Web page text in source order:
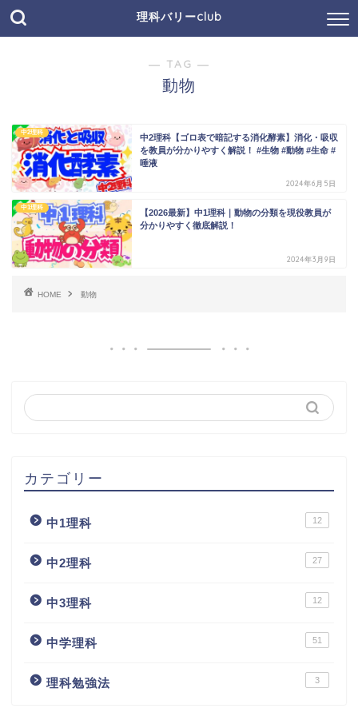
理科バリーclub
― TAG ―
動物
中2理科
中2理科【ゴロ表で暗記する消化酵素】消化・吸収
を教員が分かりやすく解説！ #生物 #動物 #生命 #
唾液
2024年6月5日
中1理科
【2026最新】中1理科｜動物の分類を現役教員が
分かりやすく徹底解説！
2024年3月9日
HOME 動物
カテゴリー
中1理科 12
中2理科 27
中3理科 12
中学理科 51
理科勉強法 3